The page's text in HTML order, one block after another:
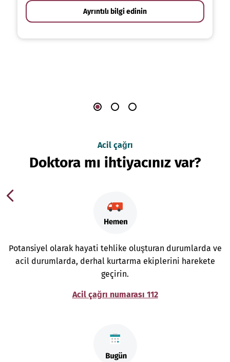
Ayrıntılı bilgi edinin
Acil çağrı
Doktora mı ihtiyacınız var?
Potansiyel olarak hayati tehlike oluşturan durumlarda ve
acil durumlarda, derhal kurtarma ekiplerini harekete
geçirin.
Acil çağrı numarası 112